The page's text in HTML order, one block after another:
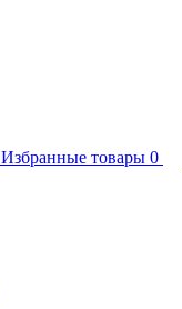
Избранные товары 0